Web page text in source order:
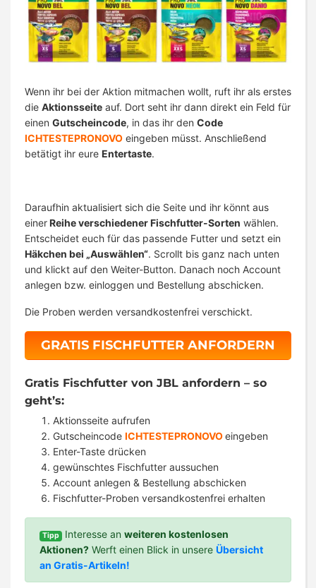
Wenn ihr bei der Aktion mitmachen wollt, ruft ihr als erstes
die Aktionsseite auf. Dort seht ihr dann direkt ein Feld für
einen Gutscheincode, in das ihr den Code
ICHTESTEPRONOVO eingeben müsst. Anschließend
betätigt ihr eure Entertaste.
Daraufhin aktualisiert sich die Seite und ihr könnt aus
einerReihe verschiedener Fischfutter-Sorten wählen.
Entscheidet euch für das passende Futter und setzt ein
Häkchen bei „Auswählen“. Scrollt bis ganz nach unten
und klickt auf den Weiter-Button. Danach noch Account
anlegen bzw. einloggen und Bestellung abschicken.
Die Proben werden versandkostenfrei verschickt.
GRATIS FISCHFUTTER ANFORDERN
Gratis Fischfutter von JBL anfordern – so
geht’s:
Aktionsseite aufrufen
Gutscheincode ICHTESTEPRONOVOeingeben
Enter-Taste drücken
gewünschtes Fischfutter aussuchen
Account anlegen & Bestellung abschicken
Fischfutter-Proben versandkostenfrei erhalten
Tipp Interesse anweiteren kostenlosen
Aktionen? Werft einen Blick in unsere Übersicht
an Gratis-Artikeln!